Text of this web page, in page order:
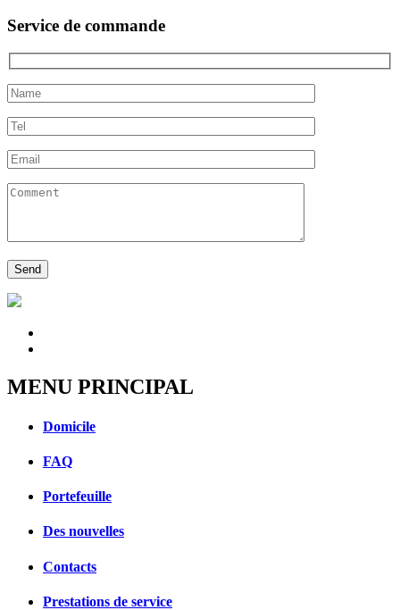
Service de commande
MENU PRINCIPAL
Domicile
FAQ
Portefeuille
Des nouvelles
Contacts
Prestations de service